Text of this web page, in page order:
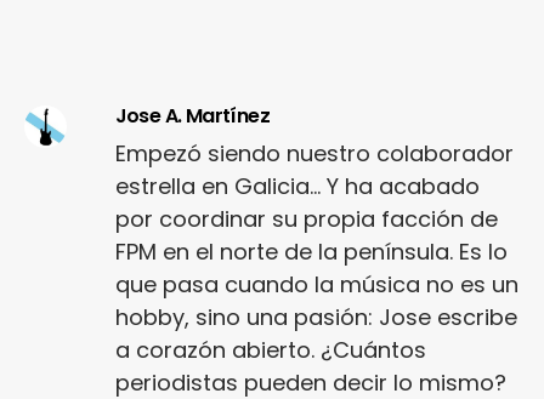
Jose A. Martínez
Empezó siendo nuestro colaborador
estrella en Galicia... Y ha acabado
por coordinar su propia facción de
FPM en el norte de la península. Es lo
que pasa cuando la música no es un
hobby, sino una pasión: Jose escribe
a corazón abierto. ¿Cuántos
periodistas pueden decir lo mismo?